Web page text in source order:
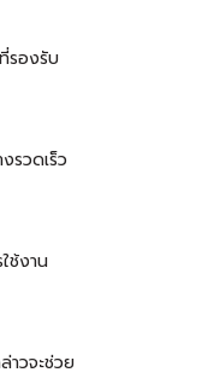
รองรับ
รวดเร็ว
ช้งาน
าวจะช่วย